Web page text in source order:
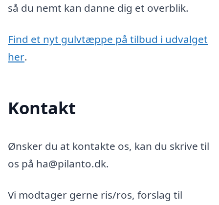
så du nemt kan danne dig et overblik.
Find et nyt gulvtæppe på tilbud i udvalget
her.
Kontakt
Ønsker du at kontakte os, kan du skrive til
os på ha@pilanto.dk.
Vi modtager gerne ris/ros, forslag til